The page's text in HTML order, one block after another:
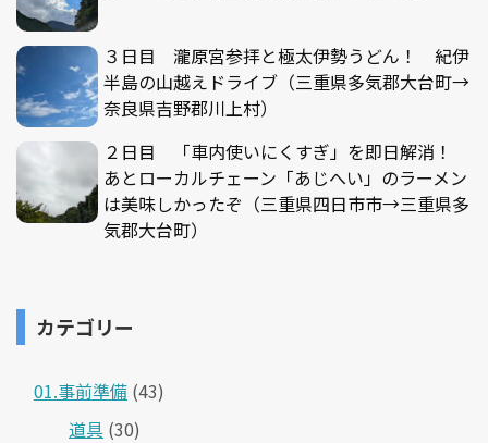
３日目 瀧原宮参拝と極太伊勢うどん！ 紀伊
半島の山越えドライブ（三重県多気郡大台町→
奈良県吉野郡川上村）
２日目 「車内使いにくすぎ」を即日解消！
あとローカルチェーン「あじへい」のラーメン
は美味しかったぞ（三重県四日市市→三重県多
気郡大台町）
カテゴリー
01.事前準備 (43)
道具 (30)